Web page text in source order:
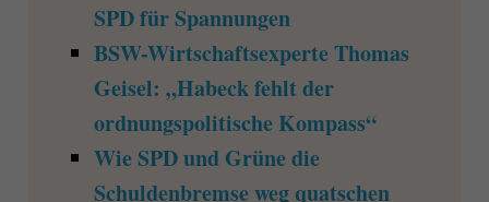
SPD für Spannungen
BSW-Wirtschaftsexperte Thomas
Geisel: „Habeck fehlt der
ordnungspolitische Kompass“
Wie SPD und Grüne die
Schuldenbremse weg quatschen